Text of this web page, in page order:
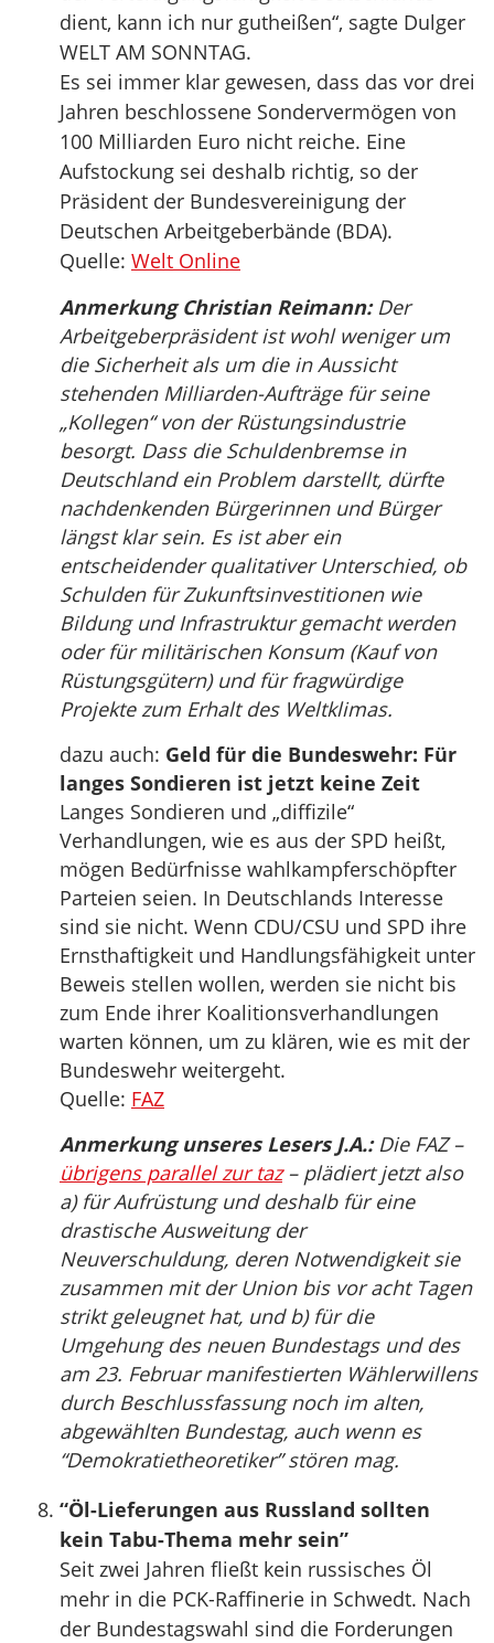
dient, kann ich nur gutheißen“, sagte Dulger
WELT AM SONNTAG.
Es sei immer klar gewesen, dass das vor drei
Jahren beschlossene Sondervermögen von
100 Milliarden Euro nicht reiche. Eine
Aufstockung sei deshalb richtig, so der
Präsident der Bundesvereinigung der
Deutschen Arbeitgeberbände (BDA).
Quelle: Welt Online
Anmerkung Christian Reimann:Der
Arbeitgeberpräsident ist wohl weniger um
die Sicherheit als um die in Aussicht
stehenden Milliarden-Aufträge für seine
„Kollegen“ von der Rüstungsindustrie
besorgt. Dass die Schuldenbremse in
Deutschland ein Problem darstellt, dürfte
nachdenkenden Bürgerinnen und Bürger
längst klar sein. Es ist aber ein
entscheidender qualitativer Unterschied, ob
Schulden für Zukunftsinvestitionen wie
Bildung und Infrastruktur gemacht werden
oder für militärischen Konsum (Kauf von
Rüstungsgütern) und für fragwürdige
Projekte zum Erhalt des Weltklimas.
dazu auch: Geld für die Bundeswehr: Für
langes Sondieren ist jetzt keine Zeit
Langes Sondieren und „diffizile“
Verhandlungen, wie es aus der SPD heißt,
mögen Bedürfnisse wahlkampferschöpfter
Parteien seien. In Deutschlands Interesse
sind sie nicht. Wenn CDU/CSU und SPD ihre
Ernsthaftigkeit und Handlungsfähigkeit unter
Beweis stellen wollen, werden sie nicht bis
zum Ende ihrer Koalitionsverhandlungen
warten können, um zu klären, wie es mit der
Bundeswehr weitergeht.
Quelle: FAZ
Anmerkung unseres Lesers J.A.:Die FAZ –
übrigens parallel zur taz– plädiert jetzt also
a) für Aufrüstung und deshalb für eine
drastische Ausweitung der
Neuverschuldung, deren Notwendigkeit sie
zusammen mit der Union bis vor acht Tagen
strikt geleugnet hat, und b) für die
Umgehung des neuen Bundestags und des
am 23. Februar manifestierten Wählerwillens
durch Beschlussfassung noch im alten,
abgewählten Bundestag, auch wenn es
“Demokratietheoretiker” stören mag.
“Öl-Lieferungen aus Russland sollten
kein Tabu-Thema mehr sein”
Seit zwei Jahren fließt kein russisches Öl
mehr in die PCK-Raffinerie in Schwedt. Nach
der Bundestagswahl sind die Forderungen